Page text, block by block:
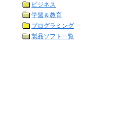
ビジネス
学習＆教育
プログラミング
製品ソフト一覧